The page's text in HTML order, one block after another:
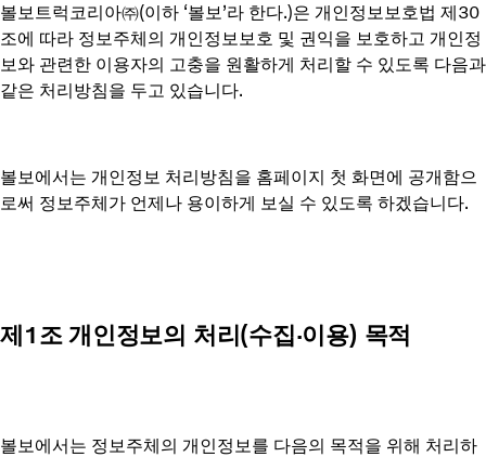
볼보트럭코리아㈜(이하 ‘볼보’라 한다.)은 개인정보보호법 제30
조에 따라 정보주체의 개인정보보호 및 권익을 보호하고 개인정
보와 관련한 이용자의 고충을 원활하게 처리할 수 있도록 다음과
같은 처리방침을 두고 있습니다.
볼보에서는 개인정보 처리방침을 홈페이지 첫 화면에 공개함으
로써 정보주체가 언제나 용이하게 보실 수 있도록 하겠습니다.
제1조 개인정보의 처리(수집∙이용) 목적
볼보에서는 정보주체의 개인정보를 다음의 목적을 위해 처리하